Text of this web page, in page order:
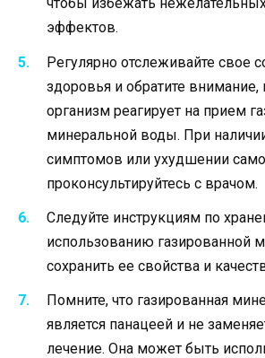
чтобы избежать
эффектов.
Регулярно отслеживайте свое
здоровья и обратите
организм реагирует на прием
минеральной воды. При
симптомов или ухудшении
проконсультируйтесь с врачом.
Следуйте инструкциям по
использованию газированной
сохранить ее свойства и
Помните, что газированная
является панацеей и не
лечение. Она может быть